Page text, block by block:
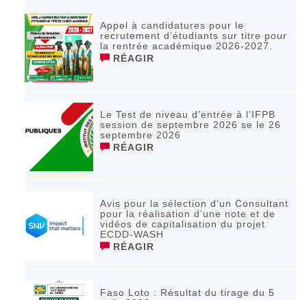
Appel à candidatures pour le
recrutement d’étudiants sur titre pour
la rentrée académique 2026-2027.
RÉAGIR
Le Test de niveau d’entrée à l’IFPB
session de septembre 2026 se le 26
septembre 2026
RÉAGIR
Avis pour la sélection d’un Consultant
pour la réalisation d’une note et de
vidéos de capitalisation du projet
ECDD-WASH
RÉAGIR
Faso Loto : Résultat du tirage du 5